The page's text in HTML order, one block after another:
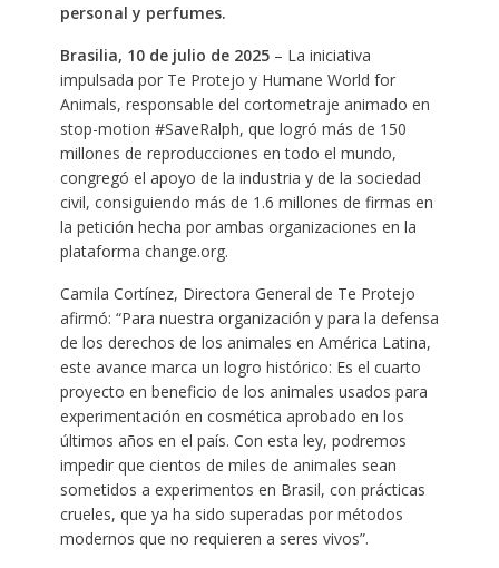
personal y perfumes.
Brasilia, 10 de julio de 2025– La iniciativa
impulsada por Te Protejo y Humane World for
Animals, responsable del cortometraje animado en
stop-motion #SaveRalph, que logró más de 150
millones de reproducciones en todo el mundo,
congregó el apoyo de la industria y de la sociedad
civil, consiguiendo más de 1.6 millones de firmas en
la petición hecha por ambas organizaciones en la
plataforma change.org.
Camila Cortínez, Directora General de Te Protejo
afirmó: “Para nuestra organización y para la defensa
de los derechos de los animales en América Latina,
este avance marca un logro histórico: Es el cuarto
proyecto en beneficio de los animales usados para
experimentación en cosmética aprobado en los
últimos años en el país. Con esta ley, podremos
impedir que cientos de miles de animales sean
sometidos a experimentos en Brasil, con prácticas
crueles, que ya ha sido superadas por métodos
modernos que no requieren a seres vivos”.